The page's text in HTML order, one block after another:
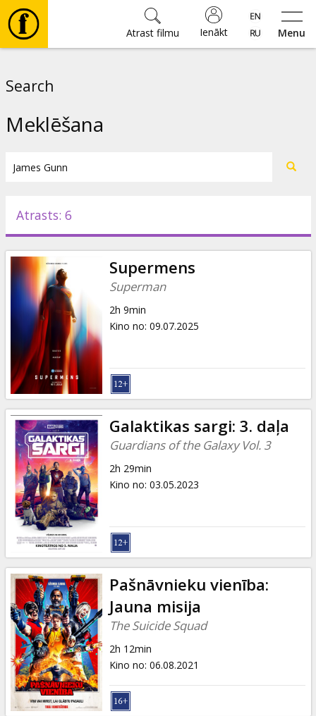
Menu
Ienākt
Atrast filmu
Pasākumi
Ziņas
Dāvanu
kartes
Uzkodas
B2B
Kino
Klubs
Search
Meklēšana
Atrasts: 6
Supermens
Superman
2h 9min
Kino no: 09.07.2025
Galaktikas sargi: 3. daļa
Guardians of the Galaxy Vol. 3
2h 29min
Kino no: 03.05.2023
Pašnāvnieku vienība:
Jauna misija
The Suicide Squad
2h 12min
Kino no: 06.08.2021